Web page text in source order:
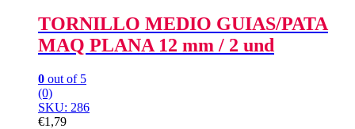
TORNILLO MEDIO GUIAS/PATA
MAQ PLANA 12 mm / 2 und
0 out of 5
(0)
SKU: 286
€1,79